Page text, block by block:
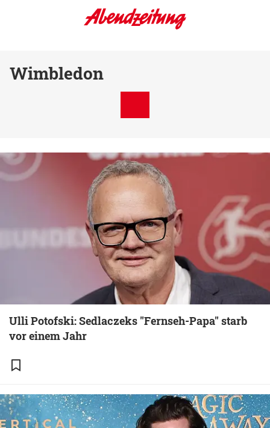
Wimbledon
Ulli Potofski: Sedlaczeks "Fernseh-Papa" starb
vor einem Jahr